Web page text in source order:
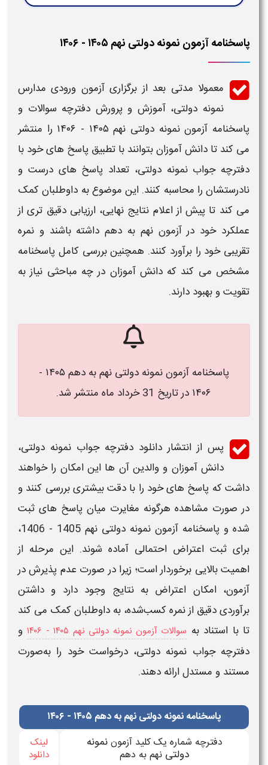
پاسخنامه آزمون نمونه دولتی نهم ۱۴۰۵ - ۱۴۰۶
معمولا مدتی بعد از برگزاریآزمون ورودی مدارس
نمونه دولتی، آموزش و پرورش دفترچه سوالات و
پاسخنامه آزمون نمونه دولتی نهم ۱۴۰۵ - ۱۴۰۶
را منتشر
می‌ کند تا دانش‌ آموزان بتوانند با تطبیق پاسخ‌ هایخود با
دفترچه جواب نمونه دولتی، تعداد پاسخ‌ های درست و
نادرستشان را محاسبه کنند. این موضوع به داوطلبان کمک
می‌ کند تا پیش از اعلام نتایج نهایی، ارزیابی دقیق‌ تری از
عملکرد خود درآزمون نهم به دهمداشته باشند و نمره
تقریبی خود را برآورد کنند. همچنین بررسی کامل پاسخنامه
مشخص می‌ کند که دانش‌ آموزان در چه مباحثی نیاز به
تقویت و بهبود دارند.
پاسخنامه آزمون نمونه دولتی نهم به دهم ۱۴۰۵ -
۱۴۰۶ در تاریخ 31 خرداد ماه منتشر شد.
پس از انتشاردانلود دفترچه جواب نمونه دولتی،
دانش‌ آموزان و والدین آن‌ ها این امکان را خواهند
داشت که پاسخ‌ هایخود را با دقت بیشتری بررسی کنند و
در صورت مشاهده هرگونه مغایرت میان پاسخ‌ های ثبت‌
شده و پاسخنامه آزمون نمونه دولتی نهم 1405 - 1406
،
برای ثبت اعتراض احتمالی آماده شوند. این مرحله از
اهمیت بالایی برخوردار است؛ زیرا در صورت عدم پذیرش در
آزمون، امکان اعتراض به نتایج وجود دارد و داشتن
برآوردی دقیق از نمره کسب‌شده، به داوطلبان کمک می‌ کند
تا با استناد به سوالات آزمون نمونه دولتی نهم ۱۴۰۵ - ۱۴۰۶​
و
دفترچه جواب نمونه دولتی، درخواست خود را به‌صورت
مستند و مستدل ارائه دهند.
پاسخنامه نمونه دولتی نهم به دهم ۱۴۰۵ - ۱۴۰۶
دفترچه شماره یک کلید آزموننمونه
دولتی نهم به دهم
لینک
دانلود